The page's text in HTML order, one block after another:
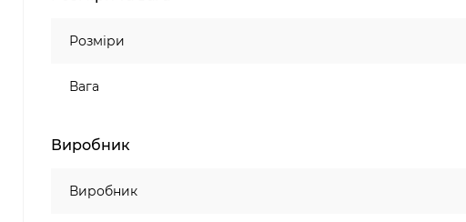
Розміри
Вага
Виробник
Виробник